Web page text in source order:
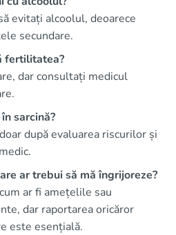
evitați alcoolul, deoarece
secundare.
fertilitatea?
dar consultați medicul
sarcină?
după evaluarea riscurilor și
ar trebui să mă îngrijoreze?
ar fi amețelile sau
dar raportarea oricăror
este esențială.